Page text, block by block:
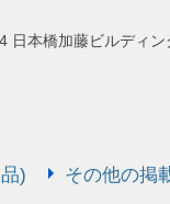
日本橋加藤ビルディン
) その他の掲